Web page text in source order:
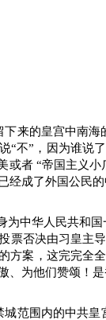
下来的皇宫中南海
“不”，因为谁说
或者 “帝国主义小
经成了外国公民
为中华人民共和
票否决由习皇主
方案，这完完全
、为他们赞颂！
范围内的中共皇